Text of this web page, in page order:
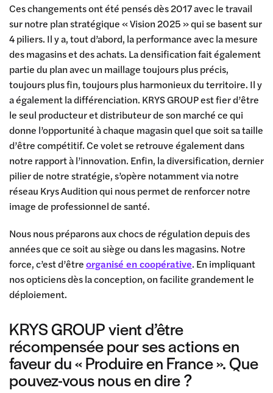
Ces changements ont été pensés dès 2017 avec le travail
sur notre plan stratégique « Vision 2025 » qui se basent sur
4 piliers. Il y a, tout d’abord, la performance avec la mesure
des magasins et des achats. La densification fait également
partie du plan avec un maillage toujours plus précis,
toujours plus fin, toujours plus harmonieux du territoire. Il y
a également la différenciation. KRYS GROUP est fier d’être
le seul producteur et distributeur de son marché ce qui
donne l’opportunité à chaque magasin quel que soit sa taille
d’être compétitif. Ce volet se retrouve également dans
notre rapport à l’innovation. Enfin, la diversification, dernier
pilier de notre stratégie, s’opère notamment via notre
réseau Krys Audition qui nous permet de renforcer notre
image de professionnel de santé.
Nous nous préparons aux chocs de régulation depuis des
années que ce soit au siège ou dans les magasins. Notre
force, c’est d’êtreorganisé en coopérative. En impliquant
nos opticiens dès la conception, on facilite grandement le
déploiement.
KRYS GROUP vient d’être
récompensée pour ses actions en
faveur du « Produire en France ». Que
pouvez-vous nous en dire ?